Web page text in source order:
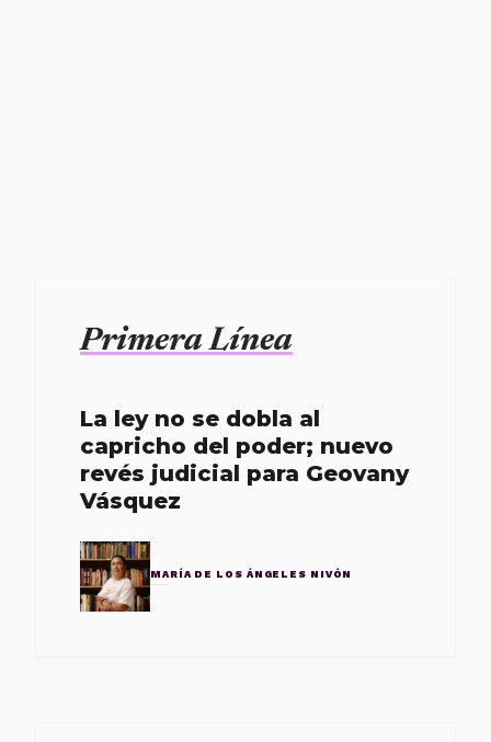
Primera Línea
La ley no se dobla al
capricho del poder; nuevo
revés judicial para Geovany
Vásquez
MARÍA DE LOS ÁNGELES NIVÓN